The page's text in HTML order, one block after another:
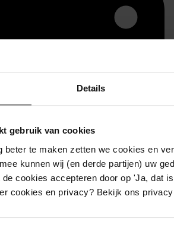
Details
gebruik van cookies
beter te maken zetten we cookies en
kunnen wij (en derde partijen) uw
cookies accepteren door op 'Ja, dat
cookies en privacy? Bekijk ons